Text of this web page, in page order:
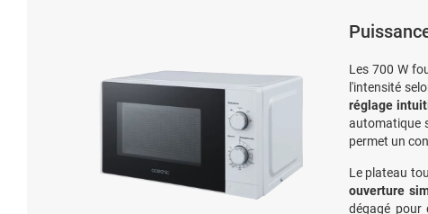
Les 700 W
l'intensité
réglage
automatique
permet un
Le plateau
ouverture
dégagé pour